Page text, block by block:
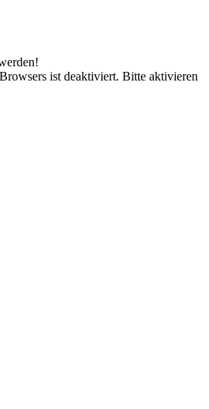
ist deaktiviert. Bitte aktivieren